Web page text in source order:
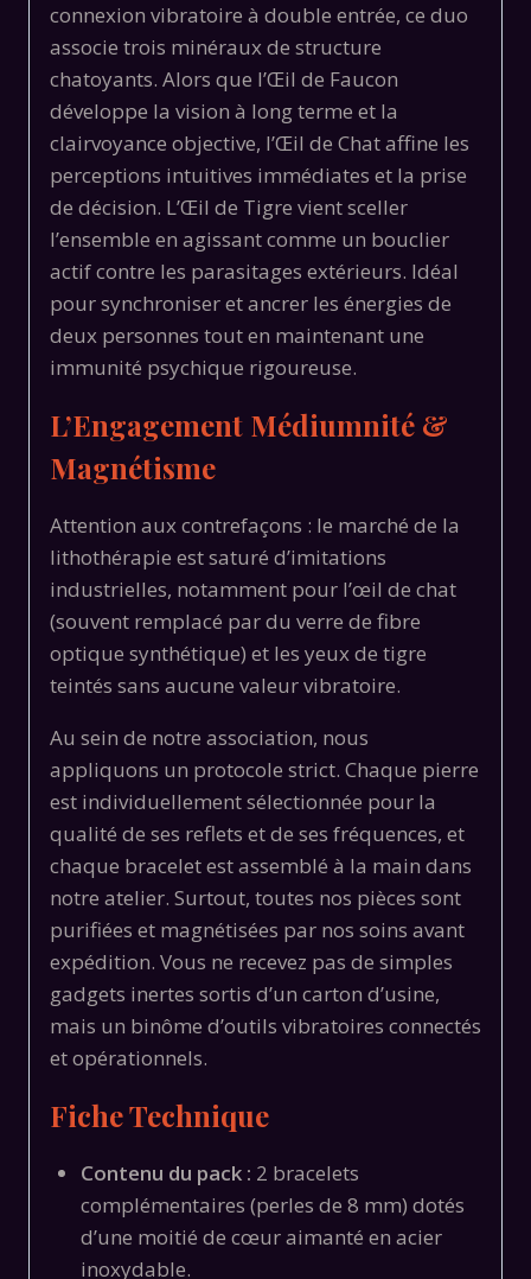
connexion vibratoire à double entrée, ce duo
associe trois minéraux de structure
chatoyants. Alors que l’Œil de Faucon
développe la vision à long terme et la
clairvoyance objective, l’Œil de Chat affine les
perceptions intuitives immédiates et la prise
de décision. L’Œil de Tigre vient sceller
l’ensemble en agissant comme un bouclier
actif contre les parasitages extérieurs. Idéal
pour synchroniser et ancrer les énergies de
deux personnes tout en maintenant une
immunité psychique rigoureuse.
L’Engagement Médiumnité &
Magnétisme
Attention aux contrefaçons : le marché de la
lithothérapie est saturé d’imitations
industrielles, notamment pour l’œil de chat
(souvent remplacé par du verre de fibre
optique synthétique) et les yeux de tigre
teintés sans aucune valeur vibratoire.
Au sein de notre association, nous
appliquons un protocole strict. Chaque pierre
est individuellement sélectionnée pour la
qualité de ses reflets et de ses fréquences, et
chaque bracelet est assemblé à la main dans
notre atelier. Surtout, toutes nos pièces sont
purifiées et magnétisées par nos soins avant
expédition. Vous ne recevez pas de simples
gadgets inertes sortis d’un carton d’usine,
mais un binôme d’outils vibratoires connectés
et opérationnels.
Fiche Technique
Contenu du pack : 2 bracelets
complémentaires (perles de 8 mm) dotés
d’une moitié de cœur aimanté en acier
inoxydable.